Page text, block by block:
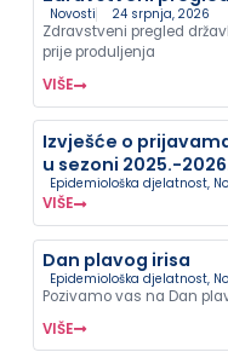
Novosti 24 srpnja, 2026
Zdravstveni pregled
prije produljenja
VIŠE
Izvješće o
u sezoni 2025.-
Epidemiološka djelatnost,
VIŠE
Dan plavog irisa
Epidemiološka djelatnost,
Pozivamo vas na Dan
VIŠE